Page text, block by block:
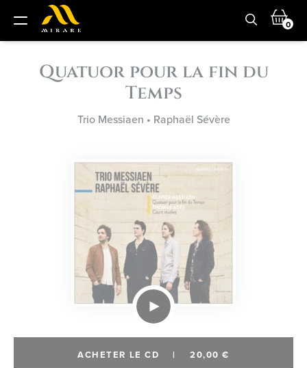
0
Quatuor pour la fin du
Temps
Trio Messiaen • Raphaël Sévère
ACHETER LE CD | 20,00 €